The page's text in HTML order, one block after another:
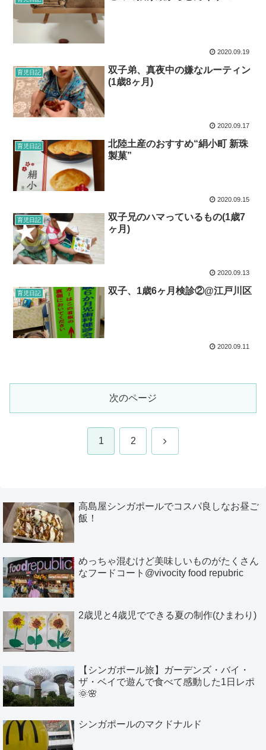
2020.09.19
育児日記
双子弟、真夜中の嫌なルーティン
(1歳8ヶ月)
2020.09.17
育児日記
北陸土産のおすすめ“絹小町 新珠
製菓”
2020.09.15
育児日記
双子兄のハマっているもの(1歳7
ヶ月)
2020.09.13
育児日記 双子、1歳6ヶ月検診②@江戸川区
2020.09.11
次のページ
1 2 次
高島屋シンガポールでコスパ良しなお昼ご
飯！
めっちゃ混むけど美味しいものがたくさん
なフードコート@vivocity food repubric
2歳児と4歳児でできる夏の制作(ひまわり)
【シンガポール旅】ガーデンズ・バイ・
ザ・ベイで遊んで食べて感動した1日レポ
🌞🌸
シンガポールのマクドナルド